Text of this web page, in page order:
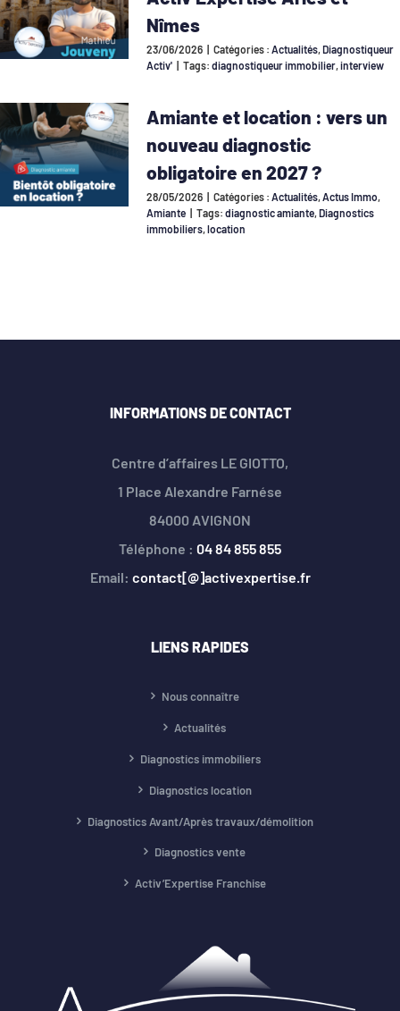
Nîmes
23/06/2026 Catégories : Actualités,Diagnostiqueur
Activ'
Tags: diagnostiqueur immobilier,interview
Amiante et location : vers un
nouveau diagnostic
obligatoire en 2027 ?
28/05/2026 Catégories : Actualités,Actus Immo,
Amiante
Tags: diagnostic amiante,Diagnostics
immobiliers,location
INFORMATIONS DE CONTACT
Centre d’affaires LE GIOTTO,
1 Place Alexandre Farnése
84000 AVIGNON
Téléphone : 04 84 855 855
Email: contact[@]activexpertise.fr
LIENS RAPIDES
Nous connaître
Actualités
Diagnostics immobiliers
Diagnostics location
Diagnostics Avant/Après travaux/démolition
Diagnostics vente
Activ’Expertise Franchise